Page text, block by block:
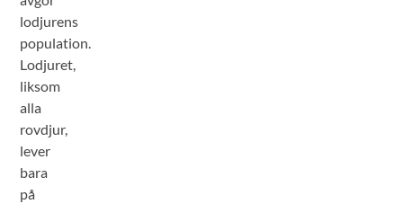
lodjurens
population.
Lodjuret,
liksom
alla
rovdjur,
lever
bara
på